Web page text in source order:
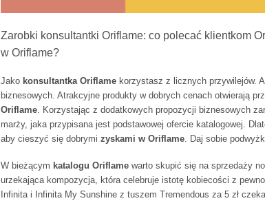
Zarobki konsultantki Oriflame: co polecać klientkom
w Oriflame?
Jako konsultantka Oriflame korzystasz z licznych przywilejów.
biznesowych. Atrakcyjne produkty w dobrych cenach otwierają
Oriflame. Korzystając z dodatkowych propozycji biznesowych
marży, jaka przypisana jest podstawowej ofercie katalogowej.
aby cieszyć się dobrymi zyskami w Oriflame. Daj sobie
W bieżącym katalogu Oriflame warto skupić się na sprzedaży
urzekająca kompozycja, która celebruje istotę kobiecości z
Infinita i Infinita My Sunshine z tuszem Tremendous za 5 zł